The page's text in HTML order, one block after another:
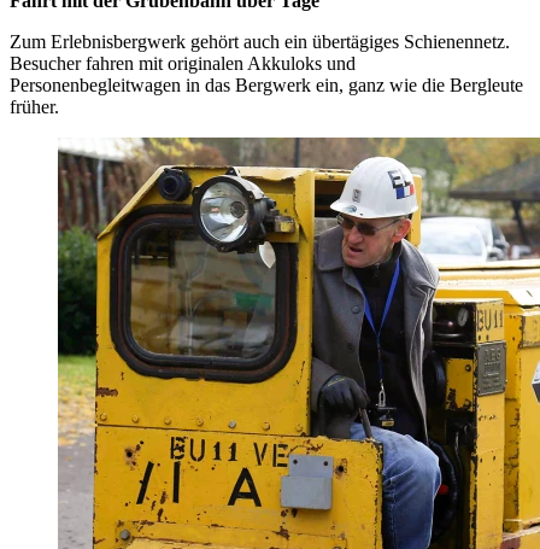
Zum Erlebnisbergwerk gehört auch ein übertägiges Schienennetz.
Besucher fahren mit originalen Akkuloks und
Personenbegleitwagen in das Bergwerk ein, ganz wie die Bergleute
früher.